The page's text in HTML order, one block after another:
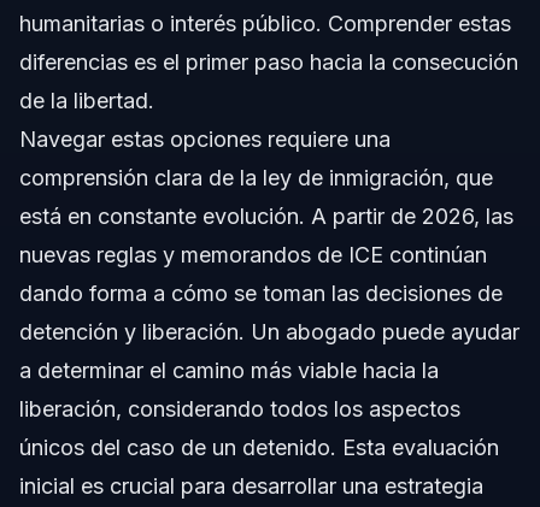
humanitarias o interés público. Comprender estas
diferencias es el primer paso hacia la consecución
de la libertad.
Navegar estas opciones requiere una
comprensión clara de la ley de inmigración, que
está en constante evolución. A partir de 2026, las
nuevas reglas y memorandos de ICE continúan
dando forma a cómo se toman las decisiones de
detención y liberación. Un abogado puede ayudar
a determinar el camino más viable hacia la
liberación, considerando todos los aspectos
únicos del caso de un detenido. Esta evaluación
inicial es crucial para desarrollar una estrategia